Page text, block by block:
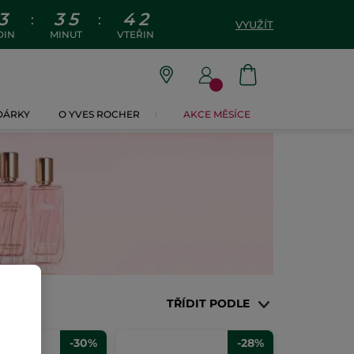
: 3 5
MINUT
: 4 1
VTEŘIN
VYUŽÍT
O YVES ROCHER AKCE MĚSÍCE
TŘÍDIT PODLE
-30% -28%